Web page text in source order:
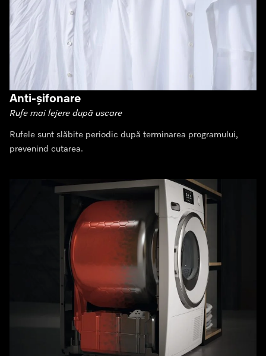
Anti-șifonare
Rufe mai lejere după uscare
Rufele sunt slăbite periodic după terminarea programului,
prevenind cutarea.